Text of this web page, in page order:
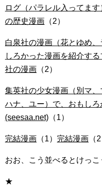
ログ（パラレル入ってま
の歴史漫画 （2）
白泉社の漫画（花とゆめ
しろかった漫画を紹介す
社の漫画 （2）
集英社の少女漫画（別マ
ハナ、ユー）で、おもしろ
(seesaa.net) （1）
完結漫画 （1） 完結漫画 （2
おお、こう並べるとけっこ
★